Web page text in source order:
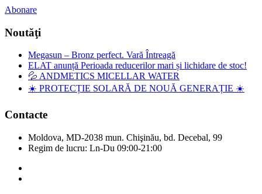
Abonare
Noutăţi
Megasun – Bronz perfect. Vară Întreagă
ELAT anunță Perioada reducerilor mari și lichidare de stoc!
💦 ANDMETICS MICELLAR WATER
☀️ PROTECȚIE SOLARĂ DE NOUĂ GENERAȚIE ☀️
Contacte
Moldova, MD-2038 mun. Chişinău, bd. Decebal, 99
Regim de lucru: Ln-Du 09:00-21:00